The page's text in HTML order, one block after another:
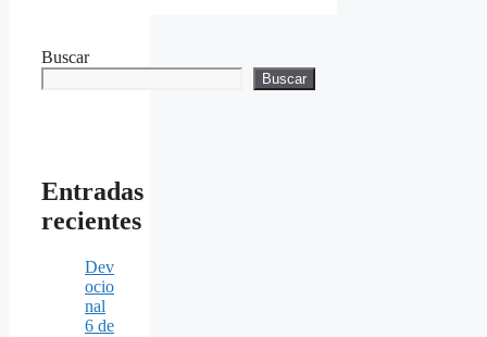
Buscar
Buscar
Entradas
recientes
Dev
ocio
nal
6 de